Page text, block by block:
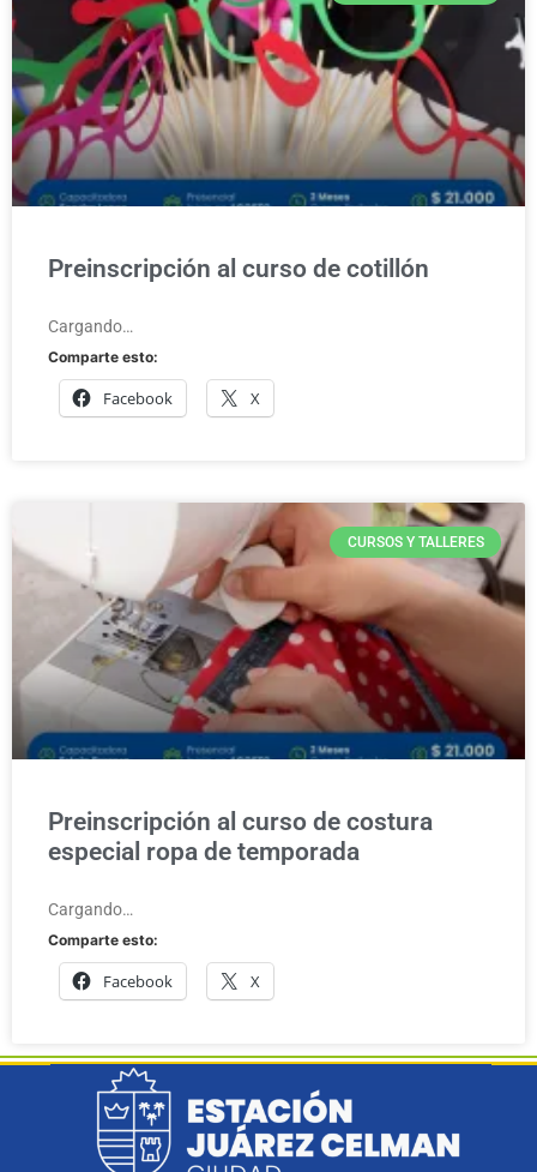
Preinscripción al curso de cotillón
Cargando…
Comparte esto:
Facebook X
CURSOS Y TALLERES
Preinscripción al curso de costura
especial ropa de temporada
Cargando…
Comparte esto:
Facebook X